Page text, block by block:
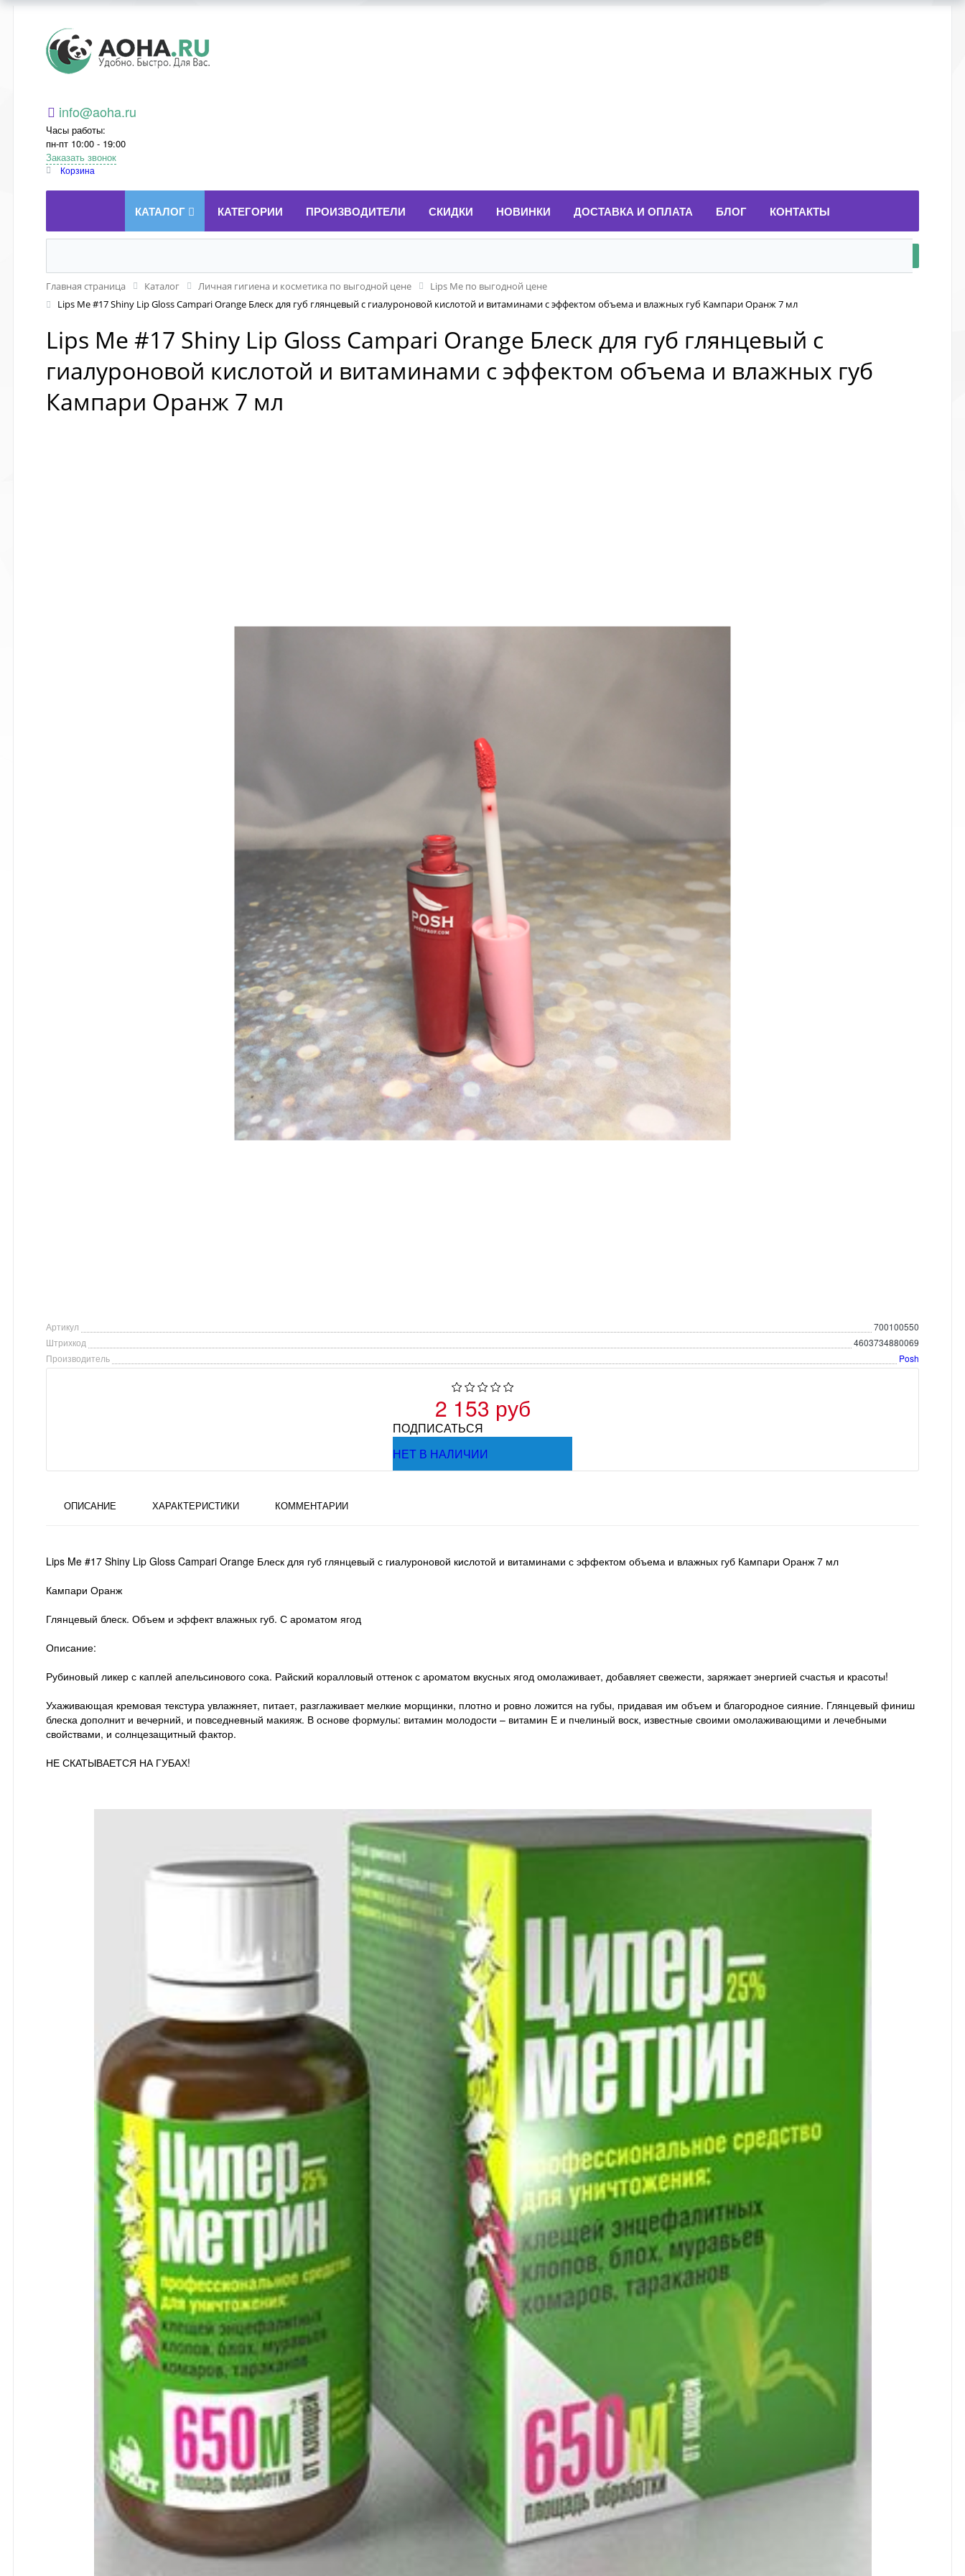
Aoha.ru
info@aoha.ru
Часы работы:
пн-пт 10:00 - 19:00
Заказать звонок
Корзина
КАТАЛОГ КАТЕГОРИИ ПРОИЗВОДИТЕЛИ СКИДКИ НОВИНКИ ДОСТАВКА И ОПЛАТА БЛОГ КОНТАКТЫ
Главная страница Каталог Личная гигиена и косметика по выгодной цене
Lips Me по выгодной цене
Lips Me #17 Shiny Lip Gloss Campari Orange Блеск для губ глянцевый с гиалуроновой кислотой и витаминами с эффектом объема и влажных губ Кампари Оранж 7 мл
Lips Me #17 Shiny Lip Gloss Campari Orange Блеск для губ глянцевый с
гиалуроновой кислотой и витаминами с эффектом объема и влажных губ
Кампари Оранж 7 мл
Артикул
700100550
Штрихкод
4603734880069
Производитель
Posh
2 153 руб
ПОДПИСАТЬСЯ
НЕТ В НАЛИЧИИ
ОПИСАНИЕ ХАРАКТЕРИСТИКИ КОММЕНТАРИИ
Lips Me #17 Shiny Lip Gloss Campari Orange Блеск для губ глянцевый с гиалуроновой кислотой и витаминами с эффектом объема и влажных губ Кампари Оранж 7 мл
Кампари Оранж
Глянцевый блеск. Объем и эффект влажных губ. С ароматом ягод
Описание:
Рубиновый ликер с каплей апельсинового сока. Райский коралловый оттенок с ароматом вкусных ягод омолаживает, добавляет свежести, заряжает энергией счастья и красоты!
Ухаживающая кремовая текстура увлажняет, питает, разглаживает мелкие морщинки, плотно и ровно ложится на губы, придавая им объем и благородное сияние. Глянцевый финиш
блеска дополнит и вечерний, и повседневный макияж. В основе формулы: витамин молодости – витамин Е и пчелиный воск, известные своими омолаживающими и лечебными
свойствами, и солнцезащитный фактор.
НЕ СКАТЫВАЕТСЯ НА ГУБАХ!